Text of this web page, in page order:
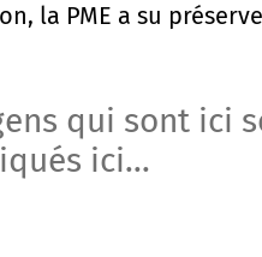
la PME a su
qui sont ici
ici...